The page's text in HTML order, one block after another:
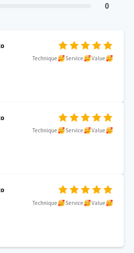
0
Technique Service Value
Technique Service Value
Technique Service Value